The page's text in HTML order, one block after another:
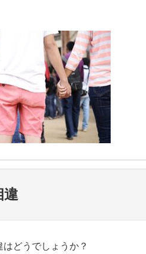
違
どうでしょうか？